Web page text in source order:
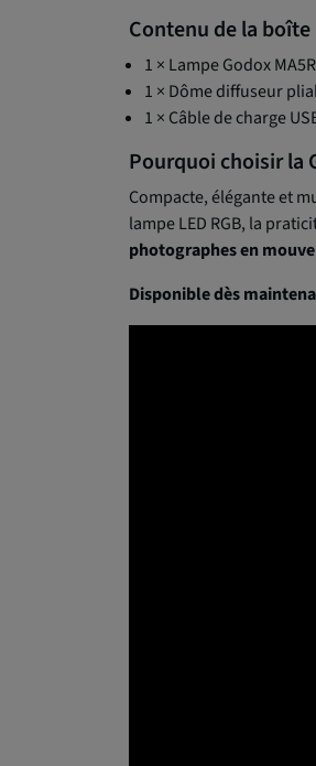
Contenu de la boîte
1 × Lampe Godox
1 × Dôme diffuseur
1 × Câble de charge
Pourquoi choisir la
Compacte, élégante et
lampe LED RGB, la
photographes en
Disponible dès